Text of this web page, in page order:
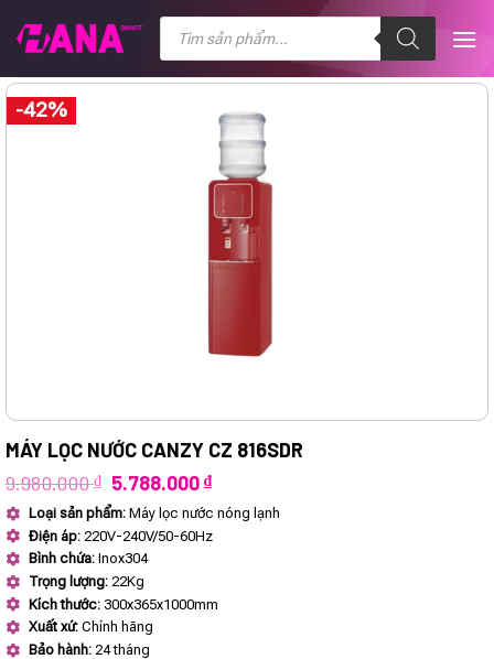
đến
dung
Tìm
kiếm
phẩm
-42%
MÁY LỌC NƯỚC CANZY CZ 816SDR
9.980.000₫ Giá
gốc
là:
9.980.000 ₫.
5.788.000₫Giá
hiện
tại
là:
Loại sản phẩm: Máy lọc nước nóng lạnh
Điện áp: 220V-240V/50-60Hz
Bình chứa: Inox304
Trọng lượng: 22Kg
Kích thước: 300x365x1000mm
Xuất xứ: Chính hãng
Bảo hành: 24 tháng